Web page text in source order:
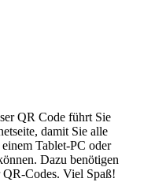
QR Code führt Sie
damit Sie alle
Tablet-PC oder
Dazu benötigen
Codes. Viel Spaß!